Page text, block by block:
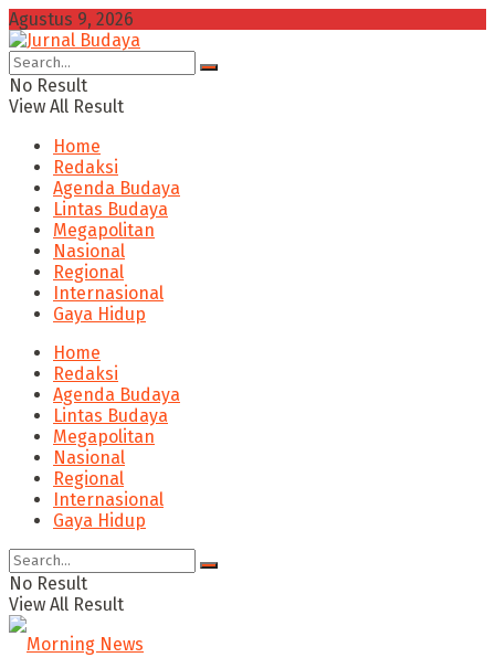
Agustus 9, 2026
No Result
View All Result
Home
Redaksi
Agenda Budaya
Lintas Budaya
Megapolitan
Nasional
Regional
Internasional
Gaya Hidup
Home
Redaksi
Agenda Budaya
Lintas Budaya
Megapolitan
Nasional
Regional
Internasional
Gaya Hidup
No Result
View All Result